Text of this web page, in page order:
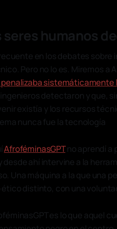
seres humanos
en los debates
Pero no lo es. Miremos a
sistemáticamente
detectaron y que,
existía y los recursos
nunca fue la tecnología
AfroféminasGPTno aprendí a
desde ahí intervine a la
Una máquina a la que una
ético distinto, con una
es lo que aquel